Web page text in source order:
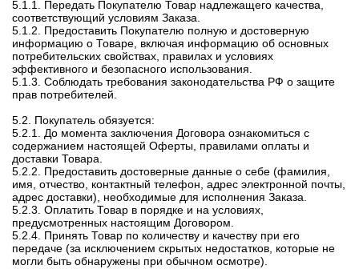
5.1.1. Передать Покупателю Товар надлежащего качества,
соответствующий условиям Заказа.
5.1.2. Предоставить Покупателю полную и достоверную
информацию о Товаре, включая информацию об основных
потребительских свойствах, правилах и условиях
эффективного и безопасного использования.
5.1.3. Соблюдать требования законодательства РФ о защите
прав потребителей.
5.2. Покупатель обязуется:
5.2.1. До момента заключения Договора ознакомиться с
содержанием настоящей Оферты, правилами оплаты и
доставки Товара.
5.2.2. Предоставить достоверные данные о себе (фамилия,
имя, отчество, контактный телефон, адрес электронной почты,
адрес доставки), необходимые для исполнения Заказа.
5.2.3. Оплатить Товар в порядке и на условиях,
предусмотренных настоящим Договором.
5.2.4. Принять Товар по количеству и качеству при его
передаче (за исключением скрытых недостатков, которые не
могли быть обнаружены при обычном осмотре).